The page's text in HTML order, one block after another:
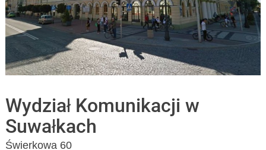
Wydział Komunikacji w
Suwałkach
Świerkowa 60